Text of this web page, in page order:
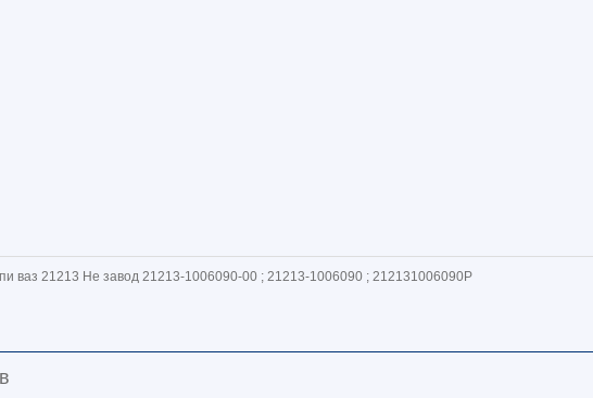
ваз 21213 Не завод 21213-1006090-00 ; 21213-1006090 ; 212131006090Р